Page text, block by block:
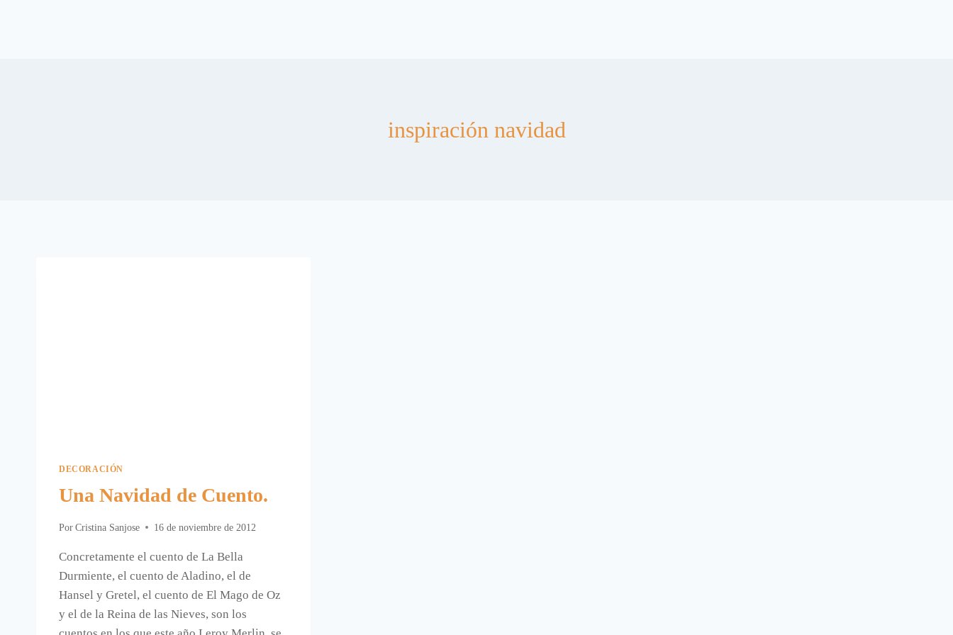
inspiración navidad
DECORACIÓN
Una Navidad de Cuento.
Por Cristina Sanjose 16 de noviembre de 2012
Concretamente el cuento de La Bella
Durmiente, el cuento de Aladino, el de
Hansel y Gretel, el cuento de El Mago de Oz
y el de la Reina de las Nieves, son los